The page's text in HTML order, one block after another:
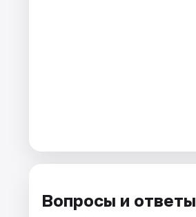
Вопросы и ответы